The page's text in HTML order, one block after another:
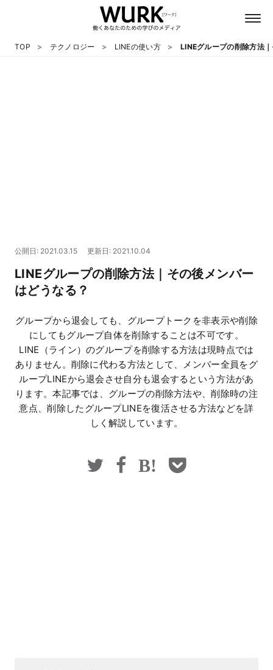
マネー
TOP テクノロジー LINEの使い方 LINEグループの削除方法
公開日: 2021.03.15 更新日: 2021.10.04
LINEグループの削除方法｜その後メンバー
はどうなる？
グループから退会しても、グループトークを非表示や削除
にしてもグループ自体を削除することは不可です。
LINE（ライン）のグループを削除する方法は現時点では
ありません。削除に代わる方法として、メンバー全員をグ
ループLINEから退会させ自分も退会するという方法があ
ります。本記事では、グループの削除方法や、削除時の注
意点、削除したグループLINEを復活させる方法などを詳
しく解説しています。